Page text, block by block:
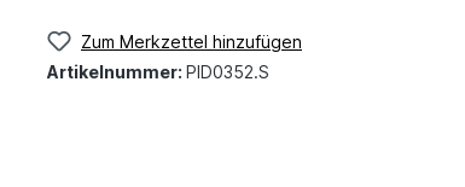
Zum Merkzettel hinzufügen
Artikelnummer: PID0352.S